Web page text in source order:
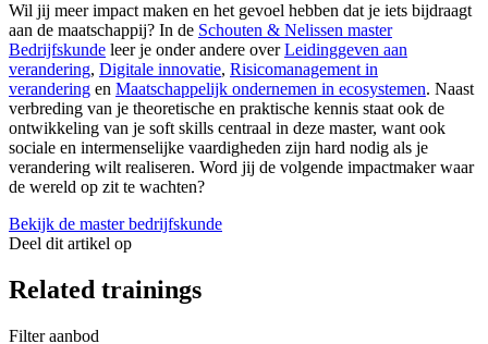
Wil jij meer impact maken en het gevoel hebben dat je iets bijdraagt
aan de maatschappij? In de Schouten & Nelissen master
Bedrijfskunde leer je onder andere overLeidinggeven aan
verandering, Digitale innovatie, Risicomanagement in
verandering en Maatschappelijk ondernemen in ecosystemen. Naast
verbreding van je theoretische en praktische kennis staat ook de
ontwikkeling van je soft skills centraal in deze master, want ook
sociale en intermenselijke vaardigheden zijn hard nodig als je
verandering wilt realiseren. Word jij de volgende impactmaker waar
de wereld op zit te wachten?
Bekijk de master bedrijfskunde
Deel dit artikel op
Related trainings
Filter aanbod